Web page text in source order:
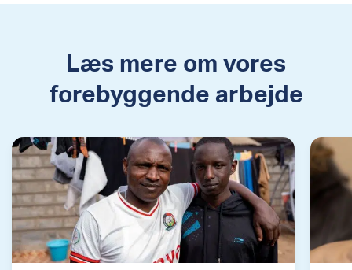
Læs mere om vores
forebyggende arbejde